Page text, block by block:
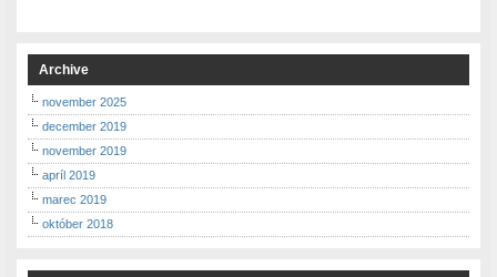
Archive
november 2025
december 2019
november 2019
apríl 2019
marec 2019
október 2018